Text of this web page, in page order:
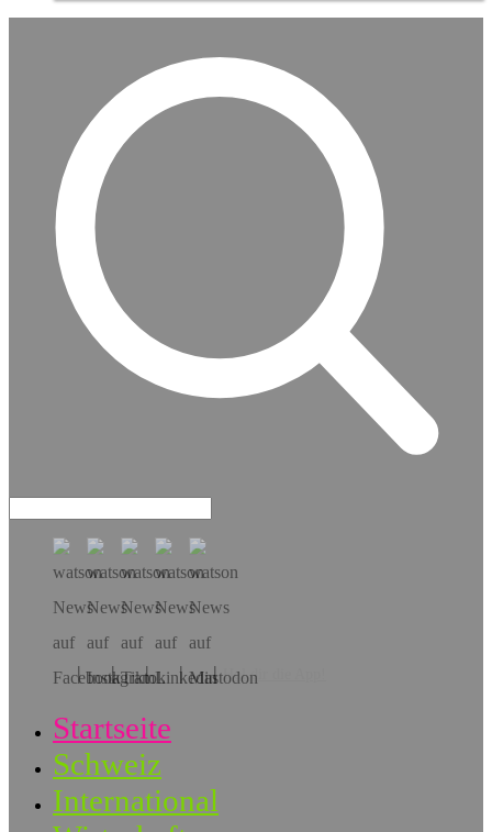
Hol dir die App!
Startseite
Schweiz
International